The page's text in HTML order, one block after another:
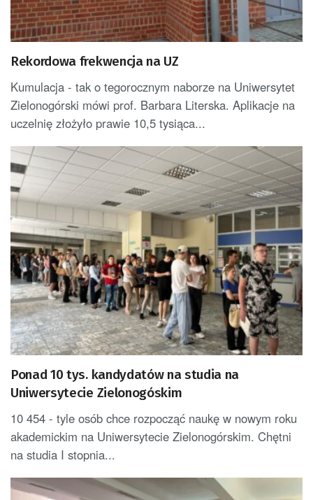
Rekordowa frekwencja na UZ
Kumulacja - tak o tegorocznym naborze na Uniwersytet
Zielonogórski mówi prof. Barbara Literska. Aplikacje na
uczelnię złożyło prawie 10,5 tysiąca...
Ponad 10 tys. kandydatów na studia na
Uniwersytecie Zielonogóskim
10 454 - tyle osób chce rozpocząć naukę w nowym roku
akademickim na Uniwersytecie Zielonogórskim. Chętni
na studia I stopnia...